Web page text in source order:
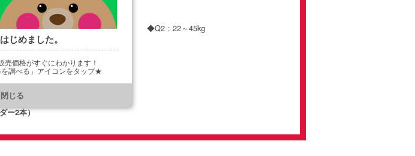
：19～49kg ◆Q1：17～47kg ◆Q2：22～45kg
。
チュラル色
ダー2本）
じめました。
売価格がすぐにわかります！
を調べる」アイコンをタップ★
R/ti/p/@901ptzjz
閉じる